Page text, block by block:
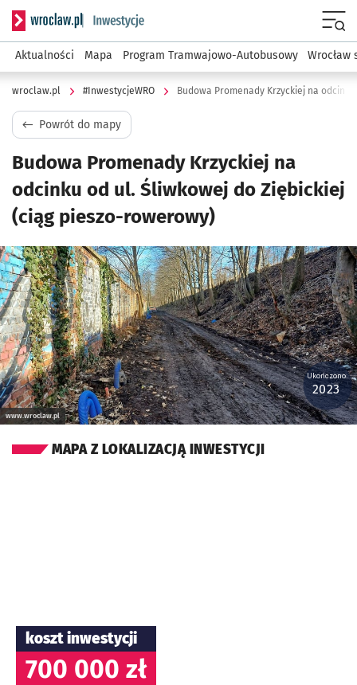
Serwis informacyjny wroclaw.pl podserwis:
Aktualności Mapa Program Tramwajowo-Autobusowy Wrocław
wroclaw.pl #InwestycjeWRO
Powrót do mapy
Budowa Promenady Krzyckiej na
odcinku od ul. Śliwkowej do Ziębickiej
(ciąg pieszo-rowerowy)
Kliknij, aby powiększyć
www.wroclaw.pl
Ukończono:
2023
MAPA Z LOKALIZACJĄ INWESTYCJI
koszt inwestycji
700 000 zł